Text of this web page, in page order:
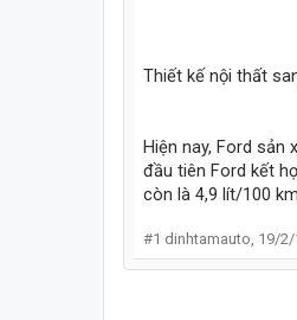
Thiết kế nội thất
Hiện nay, Ford sản
đầu tiên Ford kết
còn là 4,9 lít/100
#1 dinhtamauto, 19/2/